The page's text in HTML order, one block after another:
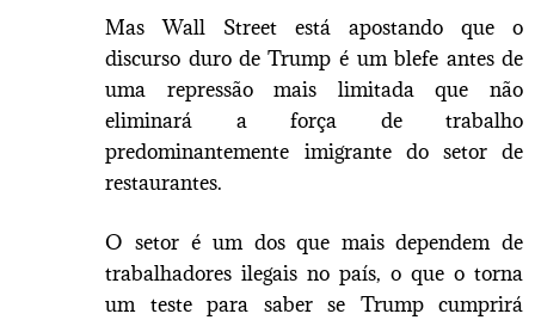
Mas Wall Street está apostando que o
discurso duro de Trump é um blefe antes de
uma repressão mais limitada que não
eliminará a força de trabalho
predominantemente imigrante do setor de
restaurantes.
O setor é um dos que mais dependem de
trabalhadores ilegais no país, o que o torna
um teste para saber se Trump cumprirá